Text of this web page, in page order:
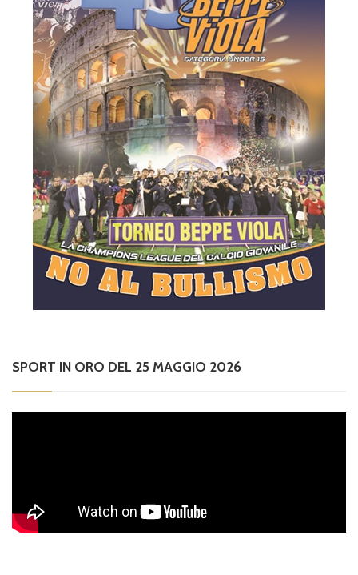
SPORT IN ORO DEL 25 MAGGIO 2026